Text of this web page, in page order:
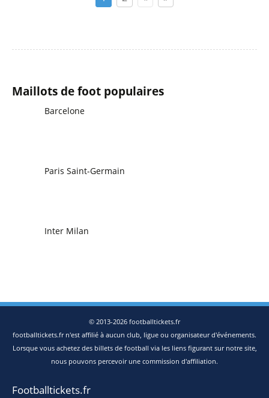
Maillots de foot populaires
Barcelone
Paris Saint-Germain
Inter Milan
© 2013-2026 footballtickets.fr
footballtickets.fr n'est affilié à aucun club, ligue ou organisateur d'événements.
Lorsque vous achetez des billets de football via les liens figurant sur notre site,
nous pouvons percevoir une commission d'affiliation.
Footballtickets.fr